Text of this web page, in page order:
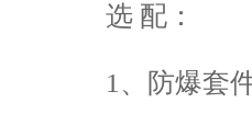
选 配：
1、防爆套件